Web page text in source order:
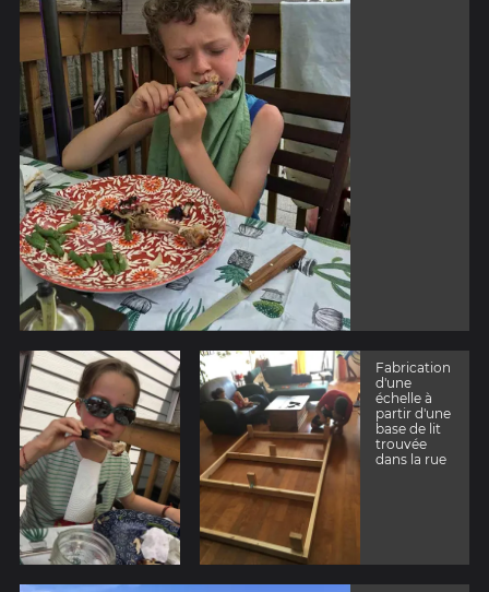
Fabrication
d'une
échelle à
partir d'une
base de lit
trouvée
dans la rue